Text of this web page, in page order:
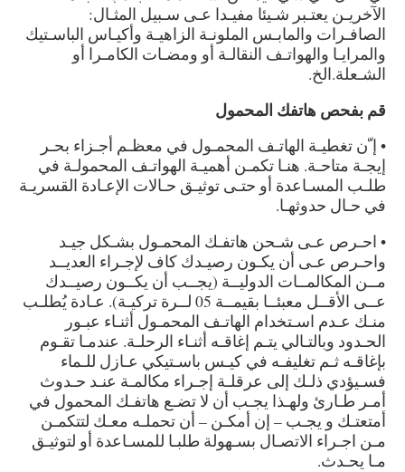
الآخريـن يعتـبر شـيئا مفيـدا عـى سـبيل المثـال:
الصافـرات والمابـس الملونـة الزاهيـة وأكيـاس الباسـتيك
والمرايـا والهواتـف النقالـة أو ومضـات الكامـرا أو
الشـعلة.الخ.
قم بفحص هاتفك المحمول
• إ ّن تغطيـة الهاتـف المحمـول في معظـم أجـزاء بحـر
إيجـة متاحـة. هنـا تكمـن أهميـة الهواتـف المحمولـة في
طلـب المسـاعدة أو حتـى توثيـق حـالات الإعـادة القسريـة
في حـال حدوثهـا.
• احـرص عـى شـحن هاتفـك المحمـول بشـكل جيـد
واحـرص عـى أن يكـون رصيـدك كاف لإجـراء العديــد
مــن المكالمــات الدوليــة (يجــب أن يكــون رصيــدك
عــى الأقــل معبئــا بقيمــة 05 لــرة تركيـة). عـادة يُطلـب
منـك عـدم اسـتخدام الهاتـف المحمـول أثنـاء عبـور
الحـدود وبالتـالي يتـم إغاقـه أثنـاء الرحلـة. عندمـا تقـوم
بإغاقـه ثـم تغليفـه في كيـس باسـتيكي عـازل للـماء
فسـيؤدي ذلـك إلى عرقلـة إجـراء مكالمـة عنـد حـدوث
أمـر طـارئ ولهـذا يجـب أن لا تضـع هاتفـك المحمول في
أمتعتـك و يجـب – إن أمكـن – أن تحملـه معـك لتتكمـن
مـن اجـراء الاتصـال بسـهولة طلبـا للمسـاعدة أو لتوثيـق
مـا يحـدث.